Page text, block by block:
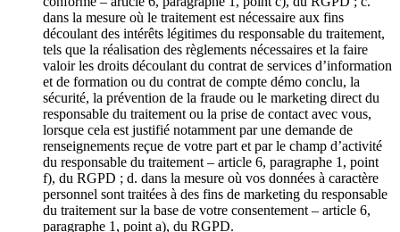
dans la mesure où le traitement est nécessaire aux fins
découlant des intérêts légitimes du responsable du traitement,
tels que la réalisation des règlements nécessaires et la faire
valoir les droits découlant du contrat de services d’information
et de formation ou du contrat de compte démo conclu, la
sécurité, la prévention de la fraude ou le marketing direct du
responsable du traitement ou la prise de contact avec vous,
lorsque cela est justifié notamment par une demande de
renseignements reçue de votre part et par le champ d’activité
du responsable du traitement – article 6, paragraphe 1, point
f), du RGPD ; d. dans la mesure où vos données à caractère
personnel sont traitées à des fins de marketing du responsable
du traitement sur la base de votre consentement – article 6,
paragraphe 1, point a), du RGPD.